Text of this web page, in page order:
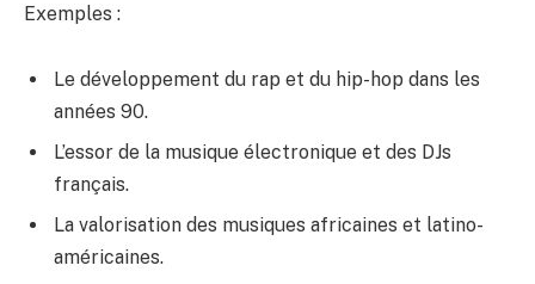
Exemples :
Le développement du rap et du hip-hop dans les
années 90.
L’essor de la musique électronique et des DJs
français.
La valorisation des musiques africaines et latino-
américaines.